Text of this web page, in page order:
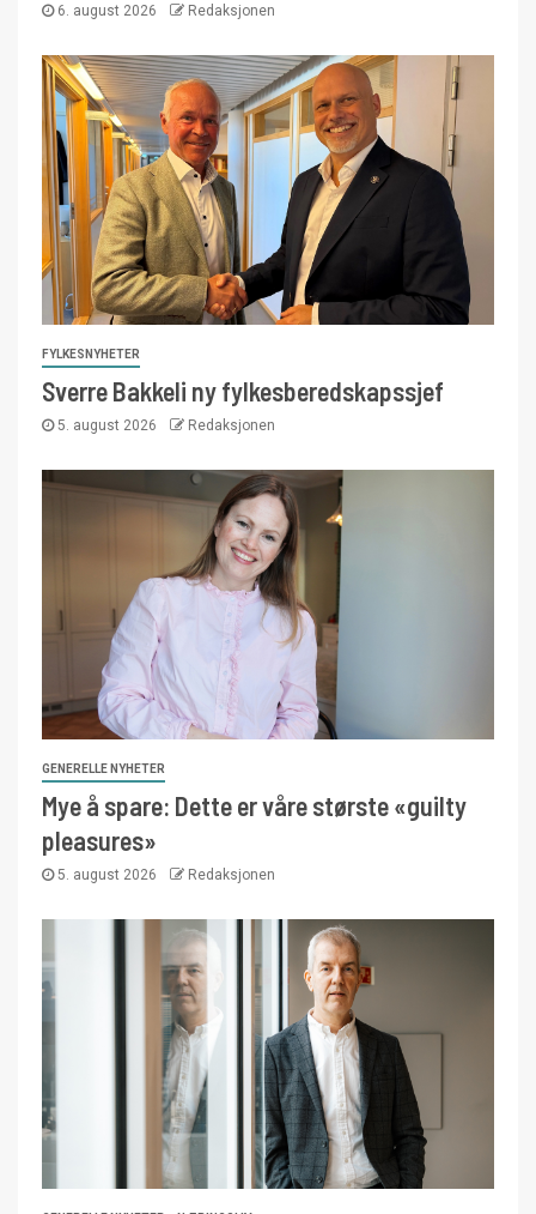
6. august 2026 Redaksjonen
FYLKESNYHETER
Sverre Bakkeli ny fylkesberedskapssjef
5. august 2026 Redaksjonen
GENERELLE NYHETER
Mye å spare: Dette er våre største «guilty
pleasures»
5. august 2026 Redaksjonen